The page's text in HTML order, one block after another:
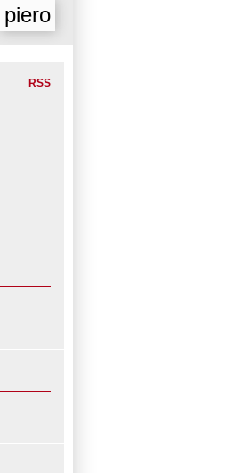
piero
RSS